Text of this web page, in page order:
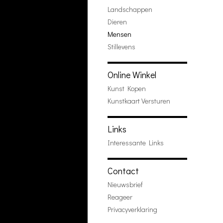
Landschappen
Dieren
Mensen
Stillevens
Online Winkel
Kunst Kopen
Kunstkaart Versturen
Links
Interessante Links
Contact
Nieuwsbrief
Reageer
Privacyverklaring